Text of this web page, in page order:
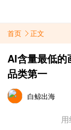
首页 正文
AI含量最低的
品类第一
白鲸出海